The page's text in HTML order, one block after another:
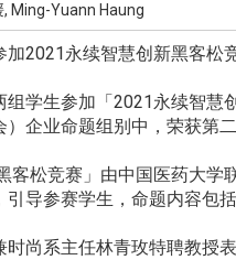
, Ming-Yuann Haung
2021永续智慧创新黑客松
组学生参加「2021永续智
）企业命题组别中，荣获第二
客松竞赛」由中国医药大
导参赛学生，命题内容包
时尚系主任林青玫特聘教授